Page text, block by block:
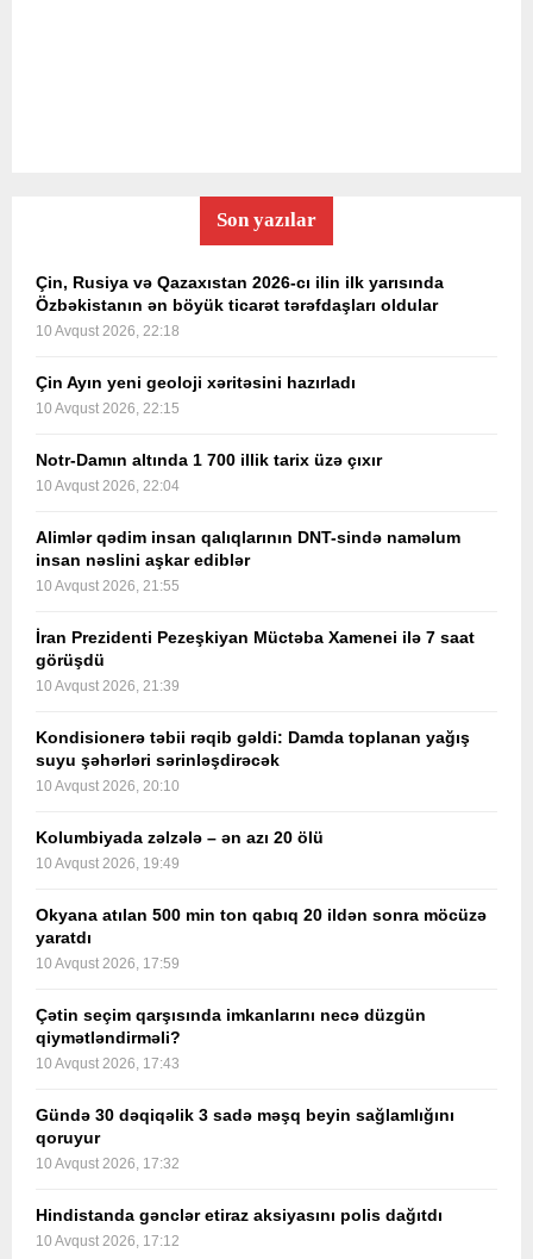
Son yazılar
Çin, Rusiya və Qazaxıstan 2026-cı ilin ilk yarısında
Özbəkistanın ən böyük ticarət tərəfdaşları oldular
10 Avqust 2026, 22:18
Çin Ayın yeni geoloji xəritəsini hazırladı
10 Avqust 2026, 22:15
Notr-Damın altında 1 700 illik tarix üzə çıxır
10 Avqust 2026, 22:04
Alimlər qədim insan qalıqlarının DNT-sində naməlum
insan nəslini aşkar ediblər
10 Avqust 2026, 21:55
İran Prezidenti Pezeşkiyan Müctəba Xamenei ilə 7 saat
görüşdü
10 Avqust 2026, 21:39
Kondisionerə təbii rəqib gəldi: Damda toplanan yağış
suyu şəhərləri sərinləşdirəcək
10 Avqust 2026, 20:10
Kolumbiyada zəlzələ – ən azı 20 ölü
10 Avqust 2026, 19:49
Okyana atılan 500 min ton qabıq 20 ildən sonra möcüzə
yaratdı
10 Avqust 2026, 17:59
Çətin seçim qarşısında imkanlarını necə düzgün
qiymətləndirməli?
10 Avqust 2026, 17:43
Gündə 30 dəqiqəlik 3 sadə məşq beyin sağlamlığını
qoruyur
10 Avqust 2026, 17:32
Hindistanda gənclər etiraz aksiyasını polis dağıtdı
10 Avqust 2026, 17:12